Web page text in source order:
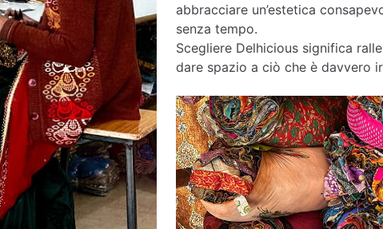
abbracciare un’estetica
senza tempo.
Scegliere Delhicious significa
dare spazio a ciò che è davvero